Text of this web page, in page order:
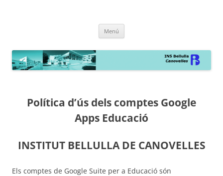
Menú
Política d’ús dels comptes Google
Apps Educació
INSTITUT BELLULLA DE CANOVELLES
Els comptes de Google Suite per a Educació són